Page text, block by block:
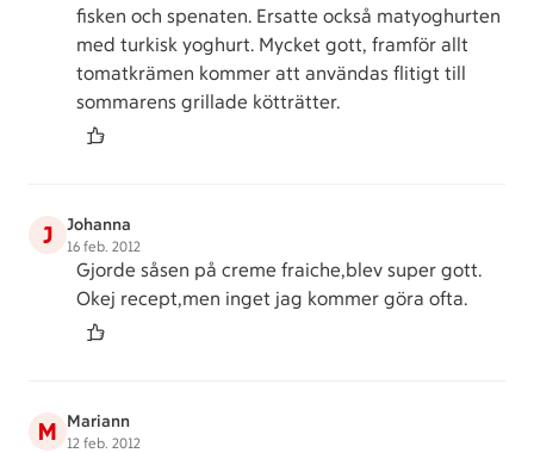
fisken och spenaten. Ersatte också matyoghurten
med turkisk yoghurt. Mycket gott, framför allt
tomatkrämen kommer att användas flitigt till
sommarens grillade kötträtter.
J Johanna
16 feb. 2012
Gjorde såsen på creme fraiche,blev super gott.
Okej recept,men inget jag kommer göra ofta.
M Mariann
12 feb. 2012